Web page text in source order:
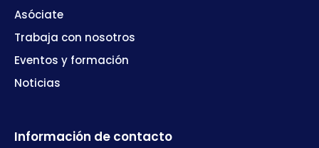
Asóciate
Trabaja con nosotros
Eventos y formación
Noticias
Información de contacto